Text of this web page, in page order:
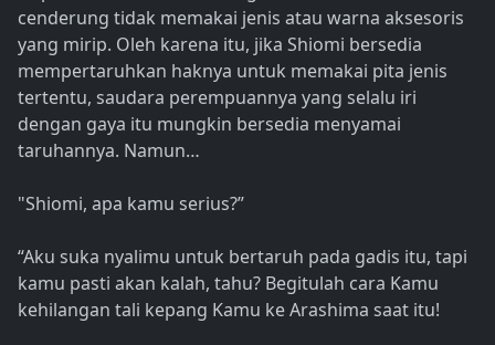
cenderung tidak memakai jenis atau warna aksesoris
yang mirip. Oleh karena itu, jika Shiomi bersedia
mempertaruhkan haknya untuk memakai pita jenis
tertentu, saudara perempuannya yang selalu iri
dengan gaya itu mungkin bersedia menyamai
taruhannya. Namun…
"Shiomi, apa kamu serius?”
“Aku suka nyalimu untuk bertaruh pada gadis itu, tapi
kamu pasti akan kalah, tahu? Begitulah cara Kamu
kehilangan tali kepang Kamu ke Arashima saat itu!